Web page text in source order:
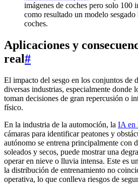
imágenes de coches pero solo 100
como resultado un modelo
coches.
Aplicaciones y
real#
El impacto del sesgo en los conjuntos de
diversas industrias, especialmente donde
toman decisiones de gran repercusión o
físico.
En la industria de la automoción, la IA en
cámaras para identificar peatones y
autónomo se entrena principalmente con
soleados y secos, puede mostrar una
operar en nieve o lluvia intensa. Este es
la distribución de entrenamiento no
operativa, lo que conlleva riesgos de